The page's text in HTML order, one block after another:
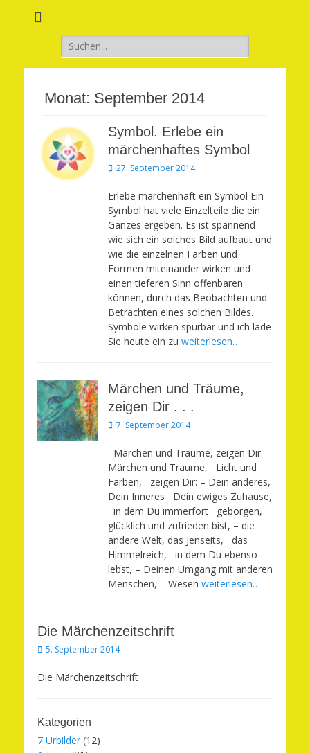
Suchen
nach:
Monat: September 2014
Symbol. Erlebe ein
märchenhaftes Symbol
Veröffentlicht
27. September 2014
Erlebe märchenhaft ein Symbol Ein
Symbol hat viele Einzelteile die ein
Ganzes ergeben. Es ist spannend
wie sich ein solches Bild aufbaut und
wie die einzelnen Farben und
Formen miteinander wirken und
einen tieferen Sinn offenbaren
können, durch das Beobachten und
Betrachten eines solchen Bildes.
Symbole wirken spürbar und ich lade
Sie heute ein zu weiterlesen…
Märchen und Träume,
zeigen Dir . . .
Veröffentlicht
7. September 2014
Märchen und Träume, zeigen Dir.
Märchen und Träume, Licht und
Farben, zeigen Dir: – Dein anderes,
Dein Inneres Dein ewiges Zuhause,
in dem Du immerfort geborgen,
glücklich und zufrieden bist, – die
andere Welt, das Jenseits, das
Himmelreich, in dem Du ebenso
lebst, – Deinen Umgang mit anderen
Menschen, Wesen weiterlesen…
Die Märchenzeitschrift
Veröffentlicht
5. September 2014
Die Märchenzeitschrift
Kategorien
7 Urbilder (12)